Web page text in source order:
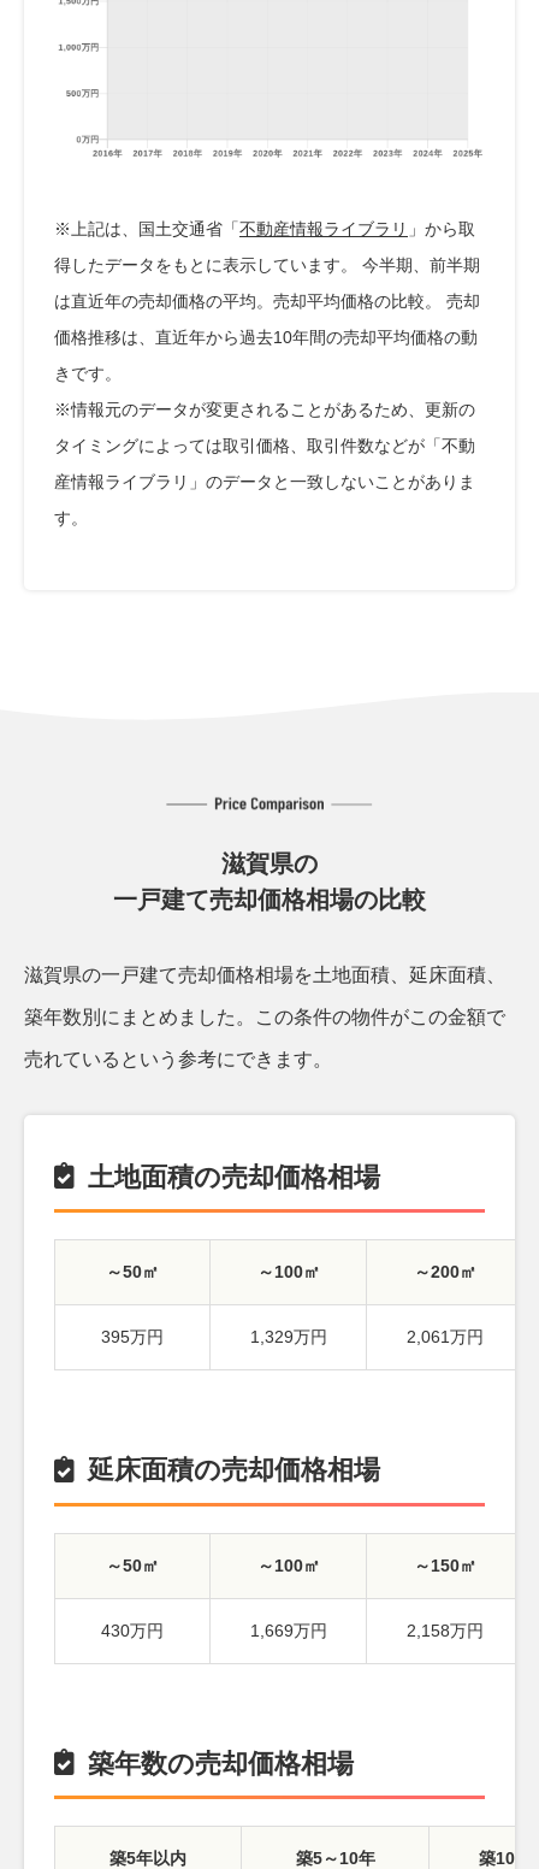
※上記は、国土交通省「不動産情報ライブラリ 」から取
得したデータをもとに表示しています。 今半期、前半期
は直近年の売却価格の平均。売却平均価格の比較。 売却
価格推移は、直近年から過去10年間の売却平均価格の動
きです。
※情報元のデータが変更されることがあるため、更新の
タイミングによっては取引価格、取引件数などが「不動
産情報ライブラリ」のデータと一致しないことがありま
す。
滋賀県の
一戸建て売却価格相場の比較
滋賀県の一戸建て売却価格相場を土地面積、延床面積、
築年数別にまとめました。 この条件の物件がこの金額で
売れているという参考にできます。
土地面積の売却価格相場
～50㎡ ～100㎡ ～200㎡
395万円 1,329万円 2,061万円
延床面積の売却価格相場
～50㎡ ～100㎡ ～150㎡
430万円 1,669万円 2,158万円
築年数の売却価格相場
築5年以内 築5～10年 築10～